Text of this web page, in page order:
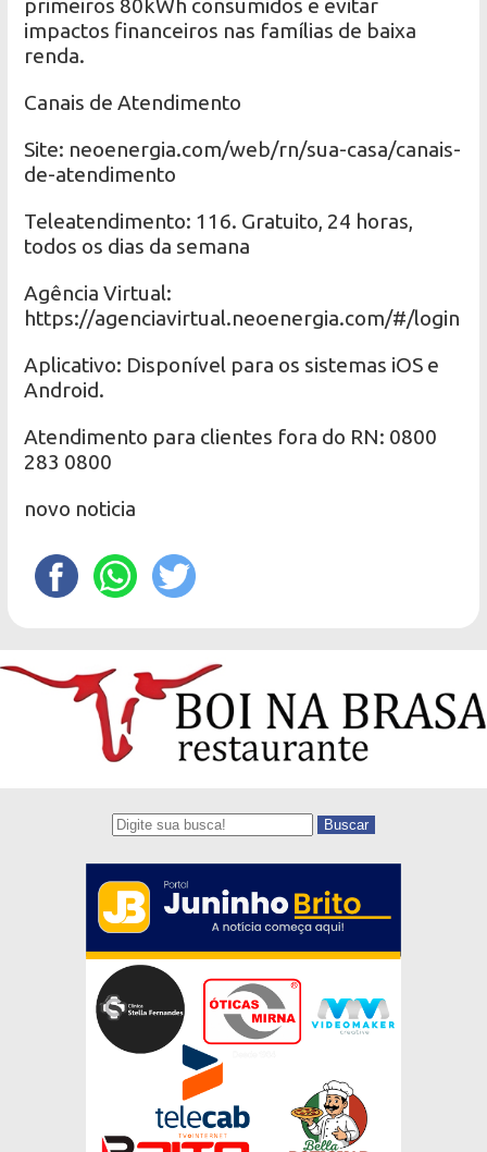
primeiros 80kWh consumidos e evitar
impactos financeiros nas famílias de baixa
renda.
Canais de Atendimento
Site: neoenergia.com/web/rn/sua-casa/canais-
de-atendimento
Teleatendimento: 116. Gratuito, 24 horas,
todos os dias da semana
Agência Virtual:
https://agenciavirtual.neoenergia.com/#/login
Aplicativo: Disponível para os sistemas iOS e
Android.
Atendimento para clientes fora do RN: 0800
283 0800
novo noticia
Buscar